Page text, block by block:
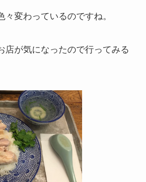
々変わっているのですね。
店が気になったので行ってみる